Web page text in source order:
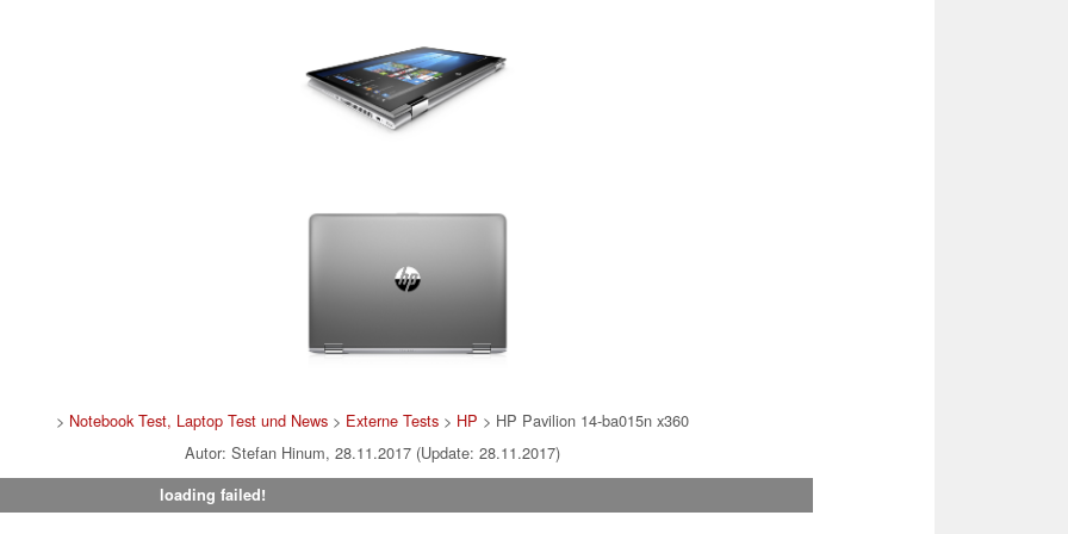
> Notebook Test, Laptop Test und News> Externe Tests> HP > HP Pavilion 14-ba015n x360
Autor: Stefan Hinum, 28.11.2017 (Update: 28.11.2017)
loading failed!